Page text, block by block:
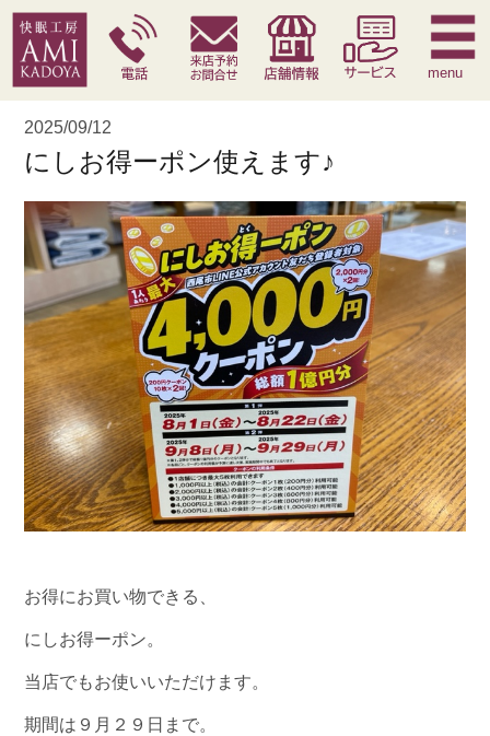
快眠枕 腰痛対策寝具 季節寝具 サービス
menu
2025/09/12
にしお得ーポン使えます♪
お得にお買い物できる、
にしお得ーポン。
当店でもお使いいただけます。
期間は９月２９日まで。